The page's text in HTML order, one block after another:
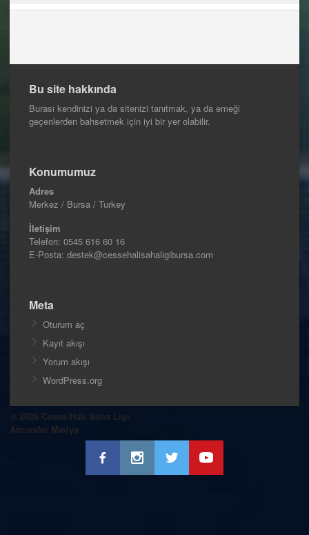
Bu site hakkında
Burası kendinizi ya da sitenizi tanıtmak, ya da emeği
geçenlerden bahsetmek için iyi bir yer olabilir.
Konumumuz
Adres
Merkez / Bursa / Turkey
İletişim
Telefon: 0545 616 60 16
E-Posta: destek@cessehalisahaligibursa.com
Meta
Oturum aç
Kayıt akışı
Yorum akışı
WordPress.org
© 2026 Cesse Halı Saha Ligi
Atmosfer Medya